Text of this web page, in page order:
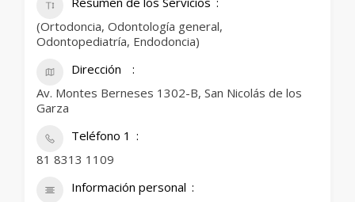
(Ortodoncia, Odontología general,
Odontopediatría, Endodoncia)
Dirección
Av. Montes Berneses 1302-B, San Nicolás de los
Garza
Teléfono 1
81 8313 1109
Información personal